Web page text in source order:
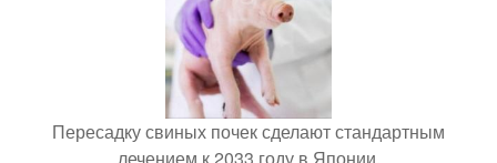
Пересадку свиных почек сделают стандартным